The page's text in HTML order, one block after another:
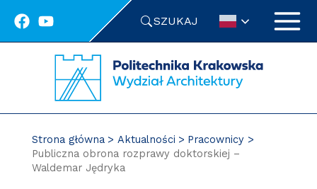
SZUKAJ
Strona główna Aktualności
Pracownicy
Publiczna obrona rozprawy doktorskiej –
Waldemar Jędryka